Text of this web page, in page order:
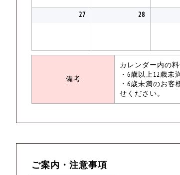
27 28
備考
カレンダー内の
・6歳以上12歳
・6歳未満のお
せください。
ご案内・注意事項